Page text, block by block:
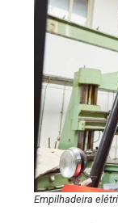
Empilhadeira